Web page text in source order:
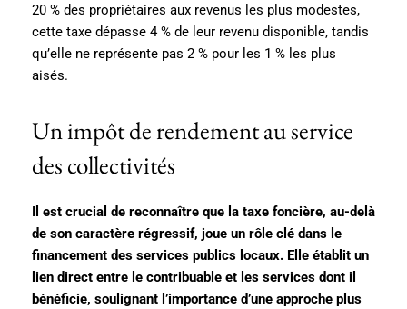
20 % des propriétaires aux revenus les plus modestes,
cette taxe dépasse 4 % de leur revenu disponible, tandis
qu’elle ne représente pas 2 % pour les 1 % les plus
aisés.
Un impôt de rendement au service
des collectivités
Il est crucial de reconnaître que la taxe foncière, au-delà
de son caractère régressif, joue un rôle clé dans le
financement des services publics locaux. Elle établit un
lien direct entre le contribuable et les services dont il
bénéficie, soulignant l’importance d’une approche plus